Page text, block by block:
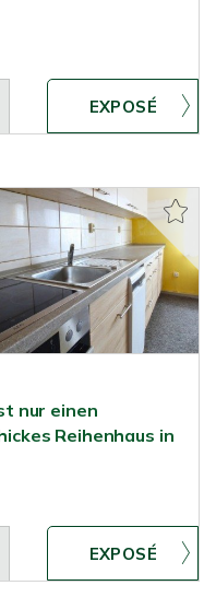
nur einen
Reihenhaus in